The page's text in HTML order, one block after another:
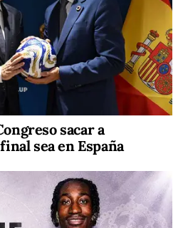
sacar a
sea en España